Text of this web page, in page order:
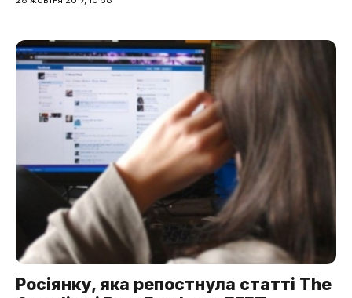
Росіянку, яка репостнула статті The